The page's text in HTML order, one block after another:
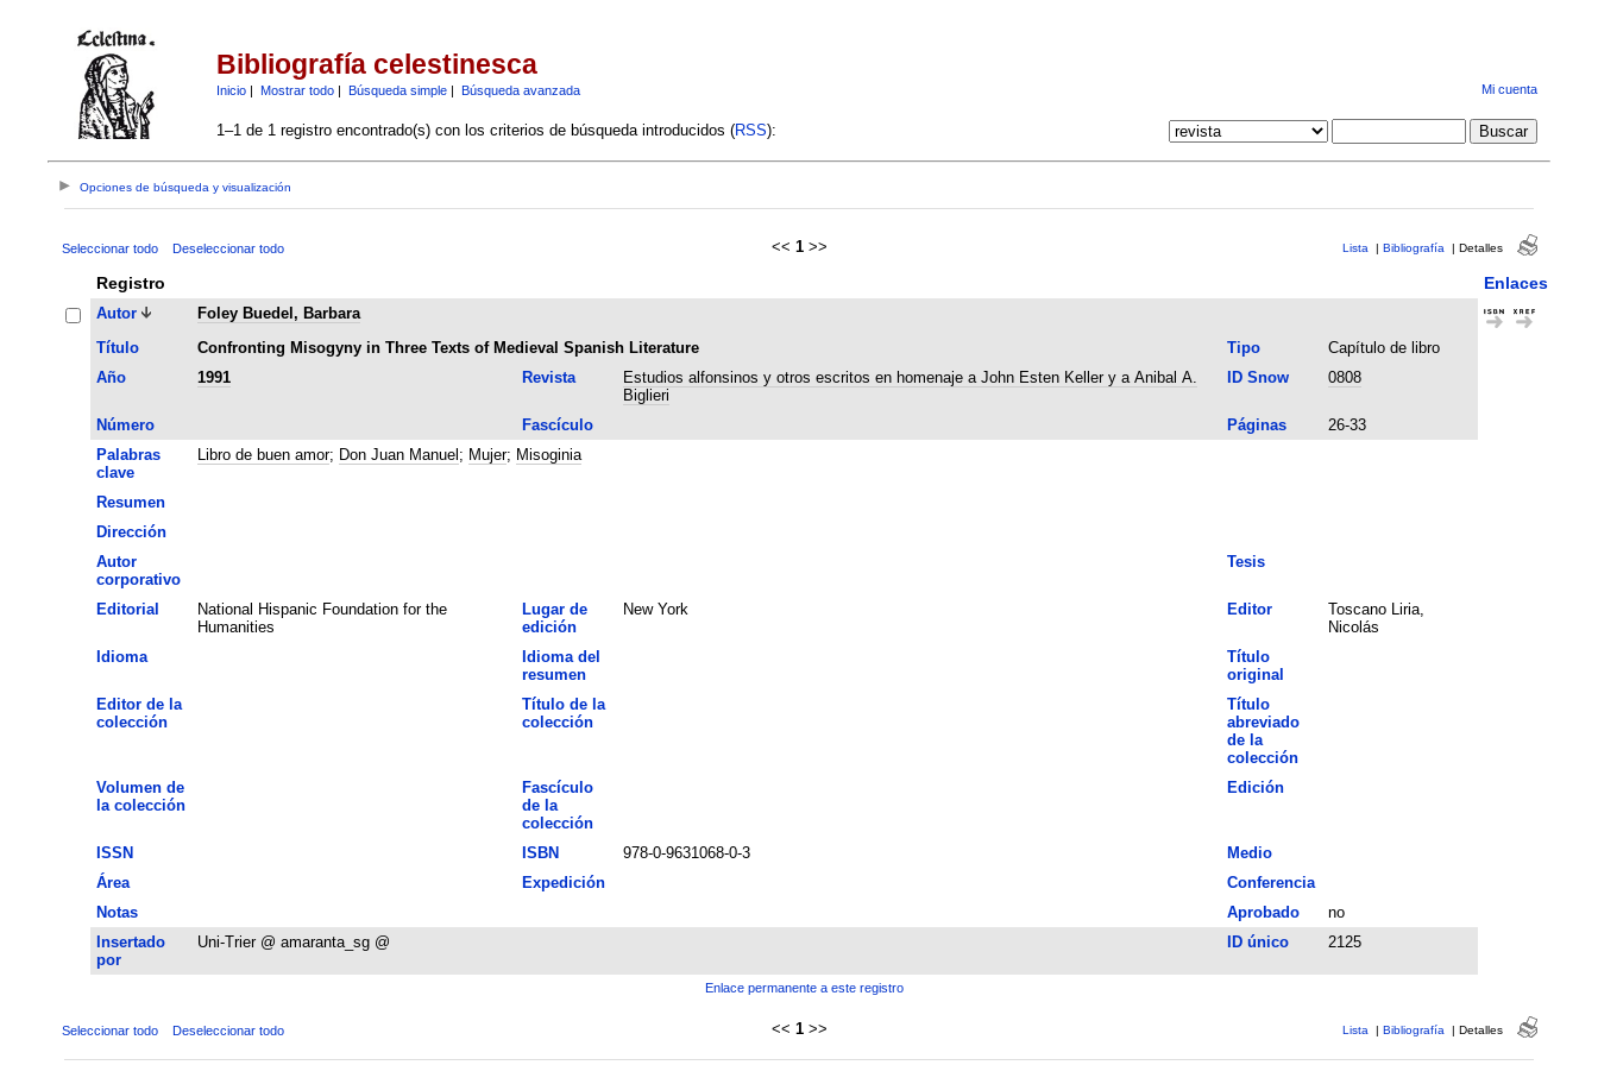
Bibliografía celestinesca
Inicio| Mostrar todo| Búsqueda simple| Búsqueda avanzada Mi cuenta
1–1 de 1 registro encontrado(s) con los criterios de búsqueda introducidos (RSS):
Opciones de búsqueda y visualización
Seleccionar todo Deseleccionar todo << 1 >> Lista | Bibliografía | Detalles
Registro Enlaces
Autor
Foley Buedel, Barbara
Título
Confronting Misogyny in Three Texts of Medieval Spanish Literature Tipo
Capítulo de libro
Año
1991 Revista
Estudios alfonsinos y otros escritos en homenaje a John Esten Keller y a Anibal A.
Biglieri
ID Snow 0808
Número Fascículo Páginas
26-33
Palabras
clave
Libro de buen amor; Don Juan Manuel ; Mujer; Misoginia
Resumen
Dirección
Autor
corporativo
Tesis
Editorial
National Hispanic Foundation for the
Humanities
Lugar de
edición
New York Editor
Toscano Liria,
Nicolás
Idioma
Idioma del
resumen
Título
original
Editor de la
colección
Título de la
colección
Título
abreviado
de la
colección
Volumen de
la colección
Fascículo
de la
colección
Edición
ISSN ISBN 978-0-9631068-0-3
Medio
Área
Expedición
Conferencia
Notas
Aprobado
no
Insertado
por
Uni-Trier @ amaranta_sg @ ID único 2125
Enlace permanente a este registro
Seleccionar todo Deseleccionar todo << 1 >> Lista | Bibliografía | Detalles